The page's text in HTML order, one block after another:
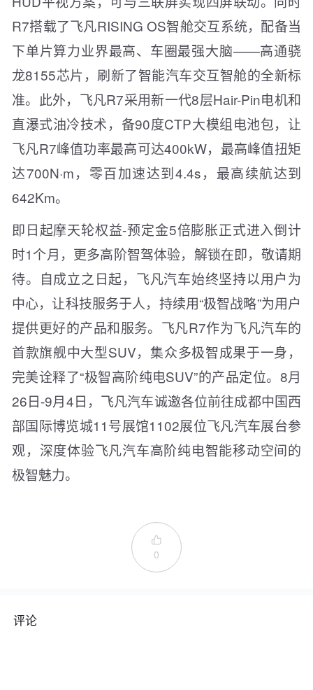
R7搭载了飞凡RISING OS智舱交互系统，配备当
下单片算力业界最高、车圈最强大脑——高通骁
龙8155芯片，刷新了智能汽车交互智舱的全新标
准。此外，飞凡R7采用新一代8层Hair-Pin电机和
直瀑式油冷技术，备90度CTP大模组电池包，让
飞凡R7峰值功率最高可达400kW，最高峰值扭矩
达700N·m，零百加速达到4.4s，最高续航达到
642Km。
即日起摩天轮权益-预定金5倍膨胀正式进入倒计
时1个月，更多高阶智驾体验，解锁在即，敬请期
待。自成立之日起，飞凡汽车始终坚持以用户为
中心，让科技服务于人，持续用“极智战略”为用户
提供更好的产品和服务。飞凡R7作为飞凡汽车的
首款旗舰中大型SUV，集众多极智成果于一身，
完美诠释了“极智高阶纯电SUV”的产品定位。8月
26日-9月4日，飞凡汽车诚邀各位前往成都中国西
部国际博览城11号展馆1102展位飞凡汽车展台参
观，深度体验飞凡汽车高阶纯电智能移动空间的
极智魅力。

0
评论